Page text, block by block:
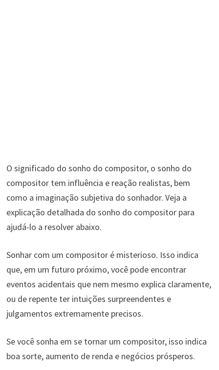
O significado do sonho do compositor, o sonho do
compositor tem influência e reação realistas, bem
como a imaginação subjetiva do sonhador. Veja a
explicação detalhada do sonho do compositor para
ajudá-lo a resolver abaixo.
Sonhar com um compositor é misterioso. Isso indica
que, em um futuro próximo, você pode encontrar
eventos acidentais que nem mesmo explica claramente,
ou de repente ter intuições surpreendentes e
julgamentos extremamente precisos.
Se você sonha em se tornar um compositor, isso indica
boa sorte, aumento de renda e negócios prósperos.